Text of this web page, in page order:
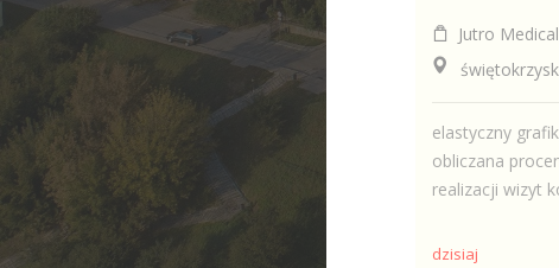
Jutro
elastyczny
obliczana
realizacji wizyt
dzisiaj